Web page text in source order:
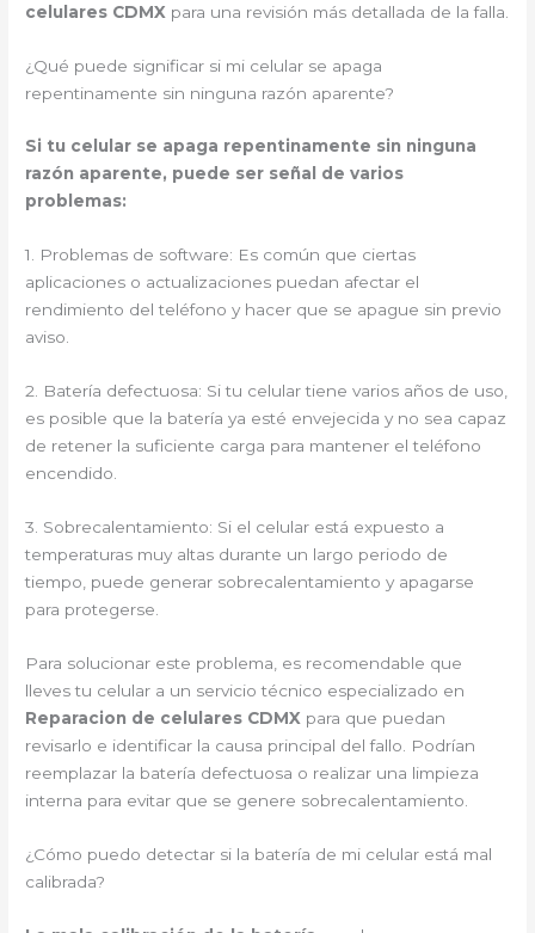
celulares CDMX para una revisión más detallada de la falla.
¿Qué puede significar si mi celular se apaga
repentinamente sin ninguna razón aparente?
Si tu celular se apaga repentinamente sin ninguna
razón aparente, puede ser señal de varios
problemas:
1. Problemas de software: Es común que ciertas
aplicaciones o actualizaciones puedan afectar el
rendimiento del teléfono y hacer que se apague sin previo
aviso.
2. Batería defectuosa: Si tu celular tiene varios años de uso,
es posible que la batería ya esté envejecida y no sea capaz
de retener la suficiente carga para mantener el teléfono
encendido.
3. Sobrecalentamiento: Si el celular está expuesto a
temperaturas muy altas durante un largo periodo de
tiempo, puede generar sobrecalentamiento y apagarse
para protegerse.
Para solucionar este problema, es recomendable que
lleves tu celular a un servicio técnico especializado en
Reparacion de celulares CDMX para que puedan
revisarlo e identificar la causa principal del fallo. Podrían
reemplazar la batería defectuosa o realizar una limpieza
interna para evitar que se genere sobrecalentamiento.
¿Cómo puedo detectar si la batería de mi celular está mal
calibrada?